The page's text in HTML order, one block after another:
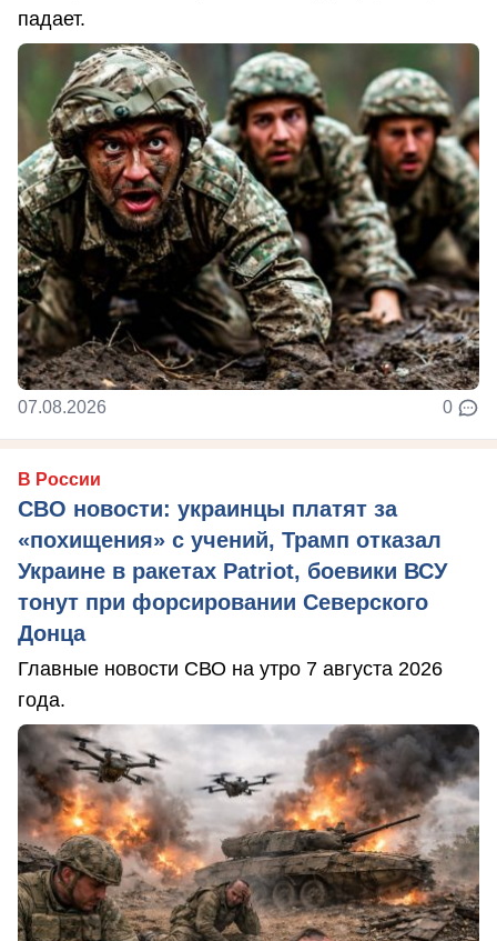
падает.
07.08.2026 0
В России
СВО новости: украинцы платят за
«похищения» с учений, Трамп отказал
Украине в ракетах Patriot, боевики ВСУ
тонут при форсировании Северского
Донца
Главные новости СВО на утро 7 августа 2026
года.